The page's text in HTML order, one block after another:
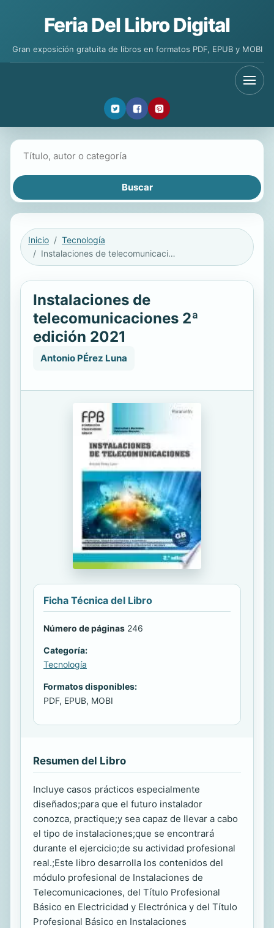
Feria Del Libro Digital
Gran exposición gratuita de libros en formatos PDF, EPUB y MOBI
Inicio
Tecnología
Instalaciones de telecomunicaciones 2ª edición 2021
Instalaciones de
telecomunicaciones 2ª
edición 2021
Antonio PÉrez Luna
Ficha Técnica del Libro
Número de páginas 246
Categoría:
Tecnología
Formatos disponibles:
PDF, EPUB, MOBI
Resumen del Libro
Incluye casos prácticos especialmente
diseñados;para que el futuro instalador
conozca, practique;y sea capaz de llevar a cabo
el tipo de instalaciones;que se encontrará
durante el ejercicio;de su actividad profesional
real.;Este libro desarrolla los contenidos del
módulo profesional de Instalaciones de
Telecomunicaciones, del Título Profesional
Básico en Electricidad y Electrónica y del Título
Profesional Básico en Instalaciones